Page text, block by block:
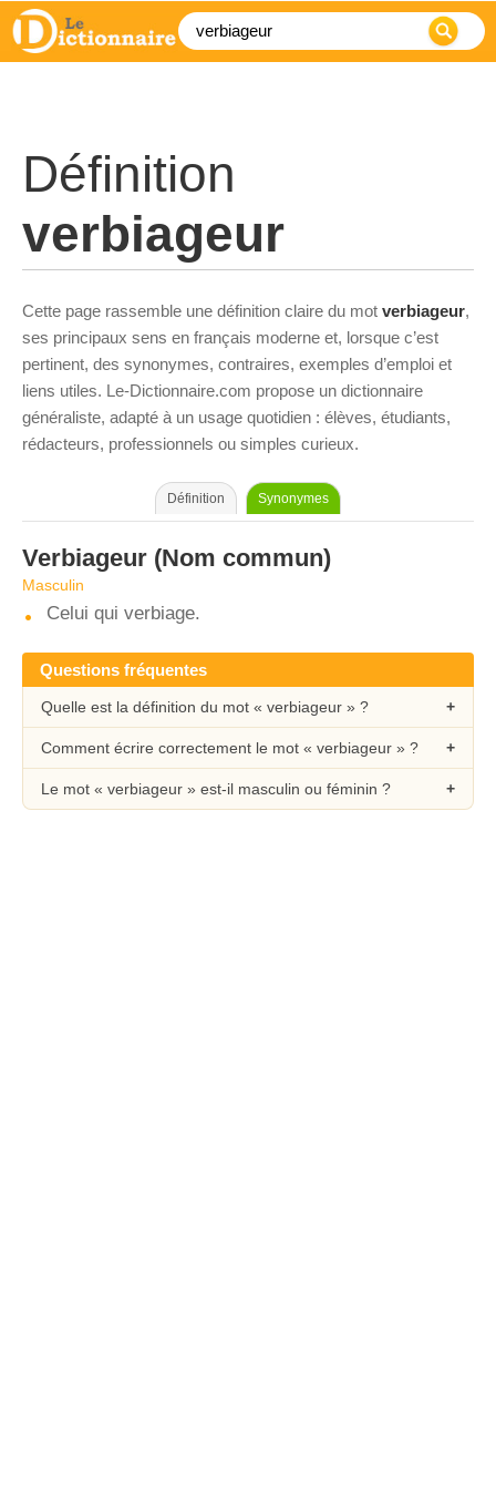
Définition
verbiageur
Cette page rassemble une définition claire du mot verbiageur,
ses principaux sens en français moderne et, lorsque c’est
pertinent, des synonymes, contraires, exemples d’emploi et
liens utiles. Le-Dictionnaire.com propose un dictionnaire
généraliste, adapté à un usage quotidien : élèves, étudiants,
rédacteurs, professionnels ou simples curieux.
Définition Synonymes
Verbiageur (Nom commun)
Masculin
Celui qui verbiage.
Questions fréquentes
Quelle est la définition du mot « verbiageur » ?
Comment écrire correctement le mot « verbiageur » ?
Le mot « verbiageur » est-il masculin ou féminin ?